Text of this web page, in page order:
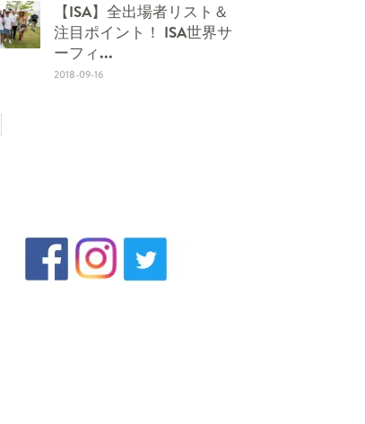
【ISA】全出場者リスト＆
注目ポイント！ ISA世界サ
ーフィ...
2018-09-16